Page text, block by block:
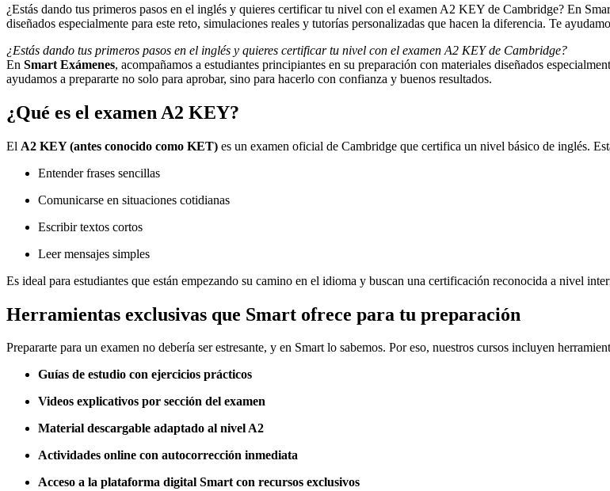
¿Estás dando tus primeros pasos en el inglés y quieres certificar tu nivel con el examen A2 KEY de Cambridge? En
diseñados especialmente para este reto, simulaciones reales y tutorías personalizadas que hacen la diferencia. Te
¿Estás dando tus primeros pasos en el inglés y quieres certificar tu nivel con el examen A2 KEY de Cambridge?
En Smart Exámenes, acompañamos a estudiantes principiantes en su preparación con materiales diseñados
ayudamos a prepararte no solo para aprobar, sino para hacerlo con confianza y buenos resultados.
¿Qué es el examen A2 KEY?
El A2 KEY (antes conocido como KET) es un examen oficial de Cambridge que certifica un nivel básico de inglés.
Entender frases sencillas
Comunicarse en situaciones cotidianas
Escribir textos cortos
Leer mensajes simples
Es ideal para estudiantes que están empezando su camino en el idioma y buscan una certificación reconocida a nivel
Herramientas exclusivas que Smart ofrece para tu preparación
Prepararte para un examen no debería ser estresante, y en Smart lo sabemos. Por eso, nuestros cursos incluyen
Guías de estudio con ejercicios prácticos
Videos explicativos por sección del examen
Material descargable adaptado al nivel A2
Actividades online con autocorrección inmediata
Acceso a la plataforma digital Smart con recursos exclusivos